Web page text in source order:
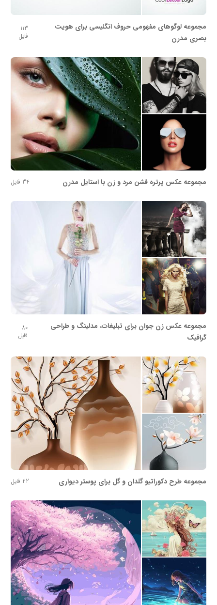
مجموعه لوگوهای مفهومی حروف انگلیسی برای هویت
بصری مدرن
113
فایل
مجموعه عکس پرتره فشن مرد و زن با استایل مدرن 34 فایل
مجموعه عکس زن جوان برای تبلیغات، مدلینگ و طراحی
گرافیک
80
فایل
مجموعه طرح دکوراتیو گلدان و گل برای پوستر دیواری 22 فایل